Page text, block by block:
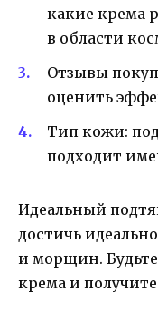
какие крема
в области
Отзывы
оценить
Тип кожи:
подходит
Идеальный
достичь
и морщин.
крема и